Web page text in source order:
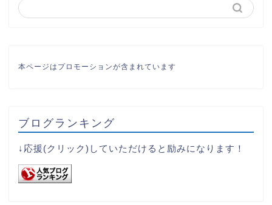
本ページはプロモーションが含まれています
ブログランキング
↓応援(クリック)していただけると励みになります！